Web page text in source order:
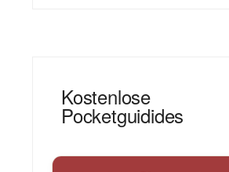
Kostenlose
Pocketguidides